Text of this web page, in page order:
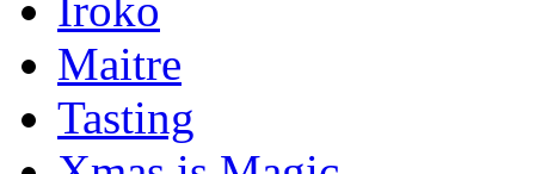
Iroko
Maitre
Tasting